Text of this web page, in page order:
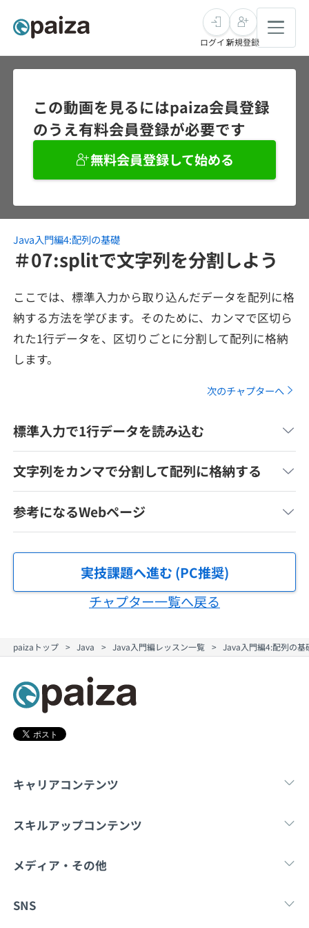
求人検索
インタビュー
転職成功ガイド
転職エージェント
未経験転職
インタビュー
転職成功ガイド
本選考
新卒エージェント
学習
講座一覧
4択課題
ナレッジ
プラン
学校向けプラン
スキルチェック
SQL
評価結果一覧
メディア
Tech Team Journal
note
paizaとは？
ログイン新規登録
この動画を見るにはpaiza会員登録
のうえ有料会員登録が必要です
無料会員登録して始める
Java入門編4:配列の基礎
＃07:splitで文字列を分割しよう
ここでは、標準入力から取り込んだデータを配列に格
納する方法を学びます。そのために、カンマで区切ら
れた1行データを、区切りごとに分割して配列に格納
します。
次のチャプターへ
標準入力で1行データを読み込む
文字列をカンマで分割して配列に格納する
参考になるWebページ
実技課題へ進む (PC推奨)
チャプター一覧へ戻る
paizaトップ Java Java入門編レッスン一覧 Java入門編4:配列の基
キャリアコンテンツ
転職・キャリア 新卒就
スキルアップコンテンツ
学習 マンガ・ゲーム
メディア・その他
Tech Team Journal note
SNS